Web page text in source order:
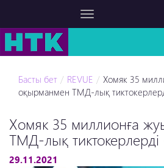
Басты бет REVUE
Хомяк 35
оқырманмен ТМД-лық
Хомяк 35 миллионға
ТМД-лық
29.11.2021